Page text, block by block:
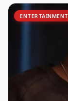
ENTERTAINMENT